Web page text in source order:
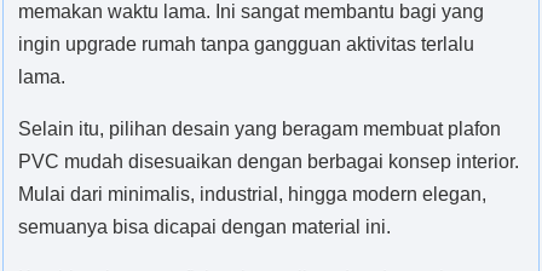
memakan waktu lama. Ini sangat membantu bagi yang
ingin upgrade rumah tanpa gangguan aktivitas terlalu
lama.
Selain itu, pilihan desain yang beragam membuat plafon
PVC mudah disesuaikan dengan berbagai konsep interior.
Mulai dari minimalis, industrial, hingga modern elegan,
semuanya bisa dicapai dengan material ini.